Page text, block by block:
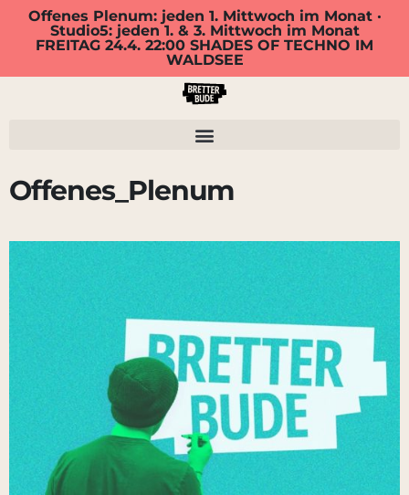
Offenes Plenum: jeden 1. Mittwoch im Monat ·
Studio5: jeden 1. & 3. Mittwoch im Monat
FREITAG 24.4. 22:00 SHADES OF TECHNO IM
WALDSEE
Offenes_Plenum